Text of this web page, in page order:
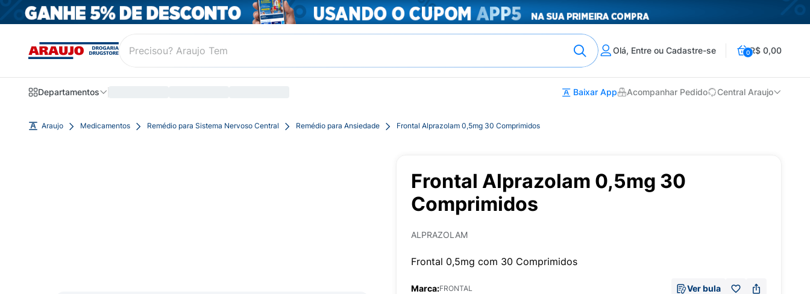
Olá, Entre ou Cadastre-se 0R$ 0,00
Departamentos Baixar App Acompanhar Pedido Central Araujo
Araujo Medicamentos Remédio para Sistema Nervoso Central Remédio para Ansiedade Frontal Alprazolam 0,5mg 30 Comprimidos
Frontal Alprazolam 0,5mg 30
Comprimidos
ALPRAZOLAM
Frontal 0,5mg com 30 Comprimidos
Marca:FRONTAL Ver bula